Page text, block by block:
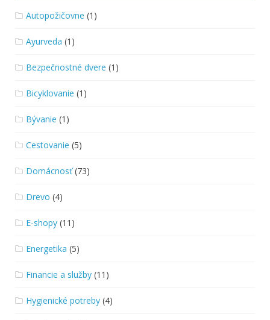
Autopožičovne (1)
Ayurveda (1)
Bezpečnostné dvere (1)
Bicyklovanie (1)
Bývanie (1)
Cestovanie (5)
Domácnosť(73)
Drevo (4)
E-shopy (11)
Energetika (5)
Financie a služby (11)
Hygienické potreby (4)